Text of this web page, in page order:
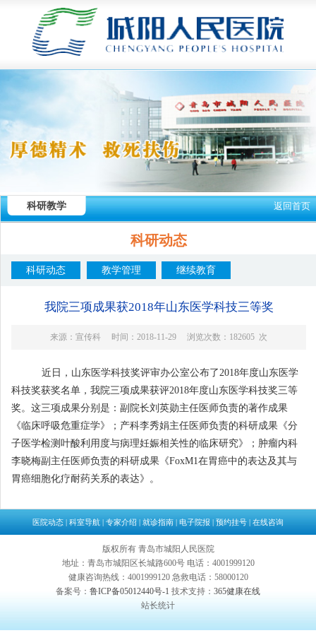
科研教学 返回首页
科研动态
科研动态 教学管理 继续教育
我院三项成果获2018年山东医学科技三等奖
来源：宣传科 时间：2018-11-29 浏览次数：182605 次
近日，山东医学科技奖评审办公室公布了 2018年度山东医学
科技奖获奖名单，我院三项成果获评2018年度山东医学科技奖三等
奖。这三项成果分别是：副院长刘英勋主任医师负责的著作成果
《临床呼吸危重症学》；产科李秀娟主任医师负责的科研成果《分
子医学检测叶酸利用度与病理妊娠相关性的临床研究》；肿瘤内科
李晓梅副主任医师负责的科研成果《FoxM1在胃癌中的表达及其与
胃癌细胞化疗耐药关系的表达》。
医院动态 | 科室导航 | 专家介绍 | 就诊指南 | 电子院报 | 预约挂号 | 在线咨询
版权所有 青岛市城阳人民医院
地址：青岛市城阳区长城路600号 电话：4001999120
健康咨询热线：4001999120 急救电话：58000120
备案号： 鲁ICP备05012440号-1 技术支持： 365健康在线
站长统计